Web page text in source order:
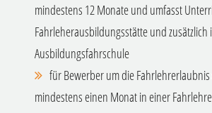
mindestens 12 Monate und umfasst
Fahrleherausbildungsstätte und zusätzlich
Ausbildungsfahrschule
für Bewerber um die Fahrlehrerlaubnis
mindestens einen Monat in einer